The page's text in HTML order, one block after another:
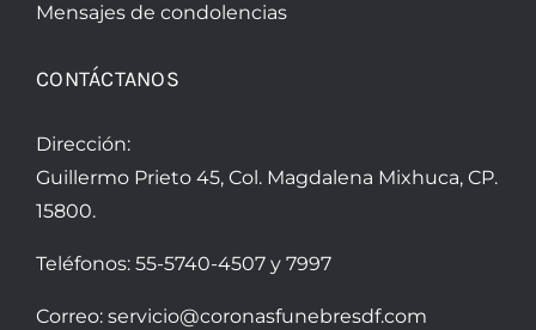
Mensajes de condolencias
CONTÁCTANOS
Dirección:
Guillermo Prieto 45, Col. Magdalena Mixhuca, CP.
15800.
Teléfonos: 55-5740-4507y 7997
Correo: servicio@coronasfunebresdf.com